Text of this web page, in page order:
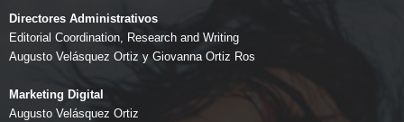
Directores Administrativos
Editorial Coordination, Research and Writing
Augusto Velásquez Ortiz y Giovanna Ortiz Ros
Marketing Digital
Augusto Velásquez Ortiz